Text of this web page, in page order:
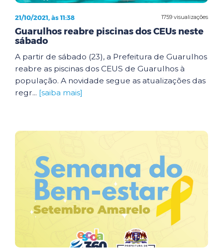
1759 visualizações
21/10/2021, às 11:38
Guarulhos reabre piscinas dos CEUs neste
sábado
A partir de sábado (23), a Prefeitura de Guarulhos
reabre as piscinas dos CEUS de Guarulhos à
população. A novidade segue as atualizações das
regr... [saiba mais]